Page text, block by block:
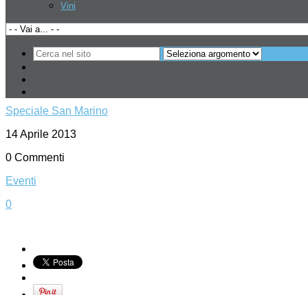
Vini
L’attenzione clinica al dolore: continuità
di cura e ascolto del paziente
Speciale San Marino
14 Aprile 2013
0 Commenti
Eventi
0